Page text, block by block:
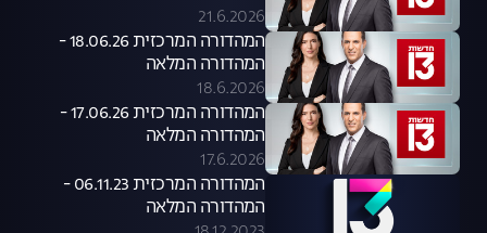
21.6.2026
המהדורה המרכזית 18.06.26 -
המהדורה המלאה
18.6.2026
המהדורה המרכזית 17.06.26 -
המהדורה המלאה
17.6.2026
המהדורה המרכזית 06.11.23 -
המהדורה המלאה